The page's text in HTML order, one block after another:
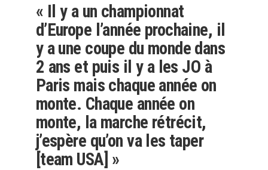
« Il y a un championnat
d’Europe l’année prochaine, il
y a une coupe du monde dans
2 ans et puis il y a les JO à
Paris mais chaque année on
monte. Chaque année on
monte, la marche rétrécit,
j’espère qu’on va les taper
[team USA] »